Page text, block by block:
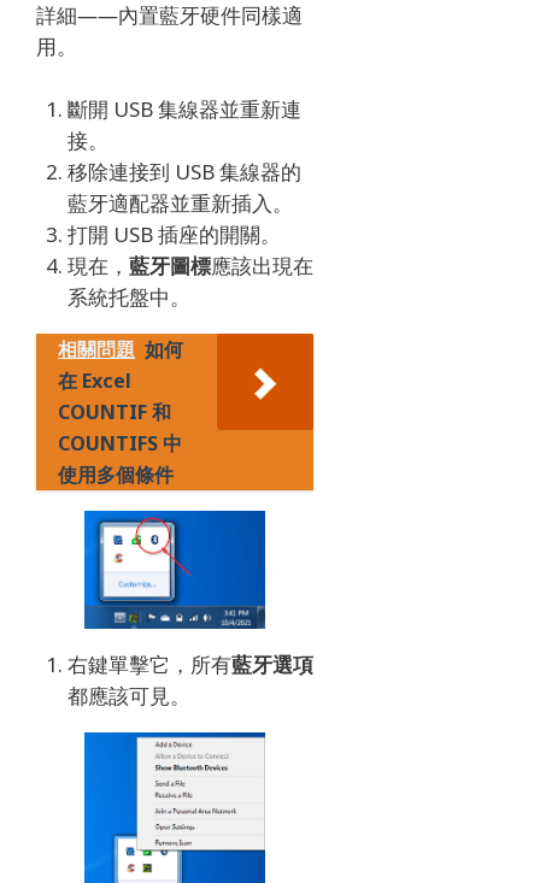
詳細——內置藍牙硬件同樣適
用。
斷開 USB 集線器並重新連
接。
移除連接到 USB 集線器的
藍牙適配器並重新插入。
打開 USB 插座的開關。
現在， 藍牙圖標應該出現在
系統托盤中。
相關問題 如何
在 Excel
COUNTIF 和
COUNTIFS 中
使用多個條件
右鍵單擊它，所有藍牙選項
都應該可見。